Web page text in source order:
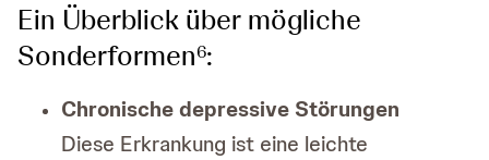
Ein Überblick über mögliche
Sonderformen6:
Chronische depressive Störungen
Diese Erkrankung ist eine leichte